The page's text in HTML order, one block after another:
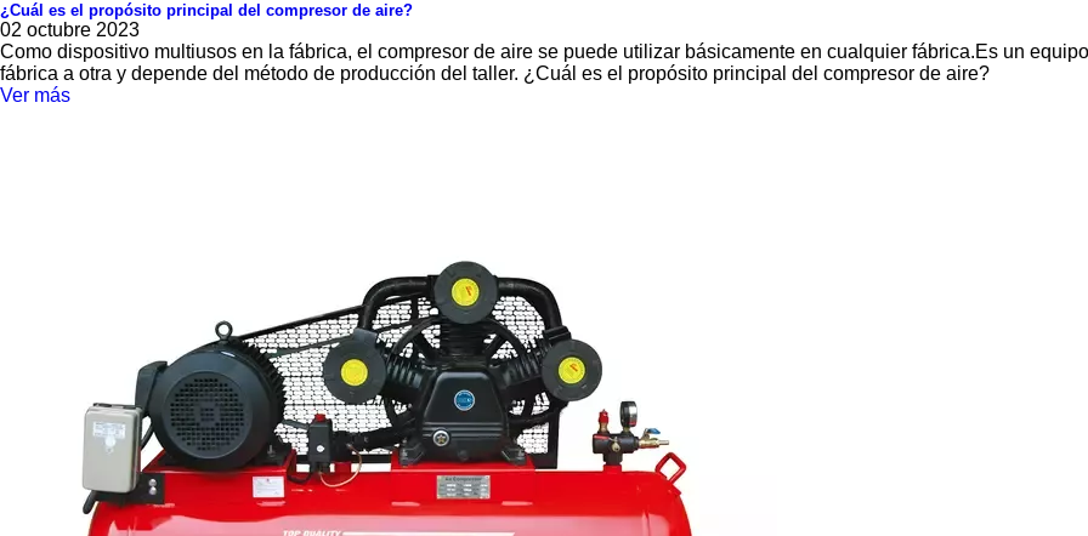
¿Cuál es el propósito principal del compresor de aire?
02 octubre 2023
Como dispositivo multiusos en la fábrica, el compresor de aire se puede utilizar básicamente en cualquier fábrica.Es un
fábrica a otra y depende del método de producción del taller. ¿Cuál es el propósito principal del compresor de aire?
Ver más